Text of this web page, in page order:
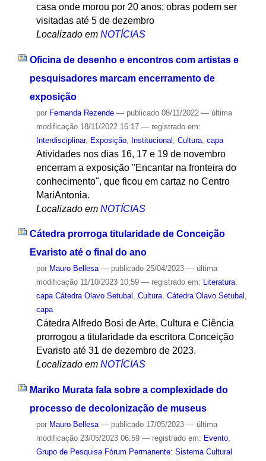
casa onde morou por 20 anos; obras podem ser
visitadas até 5 de dezembro
Localizado em NOTÍCIAS
Oficina de desenho e encontros com artistas e
pesquisadores marcam encerramento de
exposição
por Fernanda Rezende — publicado08/11/2022 — última
modificação18/11/2022 16:17 — registrado em:
Interdisciplinar, Exposição, Institucional Cultura, capa
Atividades nos dias 16, 17 e 19 de novembro
encerram a exposição "Encantar na fronteira do
conhecimento", que ficou em cartaz no Centro
MariAntonia.
Localizado em NOTÍCIAS
Cátedra prorroga titularidade de Conceição
Evaristo até o final do ano
por Mauro Bellesa — publicado25/04/2023 — última
modificação11/10/2023 10:59 — registrado em: Literatura,
capa Cátedra Olavo Setubal , Cultura, Cátedra Olavo Setubal ,
capa
Cátedra Alfredo Bosi de Arte, Cultura e Ciência
prorrogou a titularidade da escritora Conceição
Evaristo até 31 de dezembro de 2023.
Localizado em NOTÍCIAS
Mariko Murata fala sobre a complexidade do
processo de decolonização de museus
por Mauro Bellesa — publicado17/05/2023 — última
modificação23/05/2023 06:59 — registrado em: Evento,
Grupo de Pesquisa Fórum Permanente: Sistema Cultural